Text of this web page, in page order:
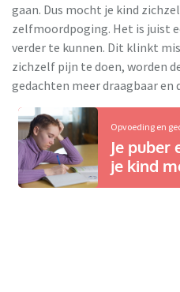
gaan. Dus mocht je kind
zelfmoordpoging. Het is juist
verder te kunnen. Dit klinkt
zichzelf pijn te doen, worden
gedachten meer draagbaar en
Opvoeding en
Je
je kind